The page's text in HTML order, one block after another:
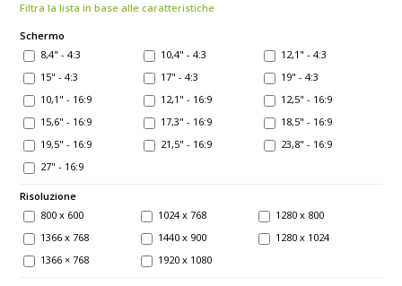
Filtra la lista in base alle caratteristiche
Schermo
8,4" - 4:3
10,4" - 4:3
12,1" - 4:3
15" - 4:3
17" - 4:3
19" - 4:3
10,1" - 16:9
12,1" - 16:9
12,5" - 16:9
15,6" - 16:9
17,3" - 16:9
18,5" - 16:9
19,5" - 16:9
21,5" - 16:9
23,8" - 16:9
27" - 16:9
Risoluzione
800 x 600
1024 x 768
1280 x 800
1366 x 768
1440 x 900
1280 x 1024
1366 × 768
1920 x 1080